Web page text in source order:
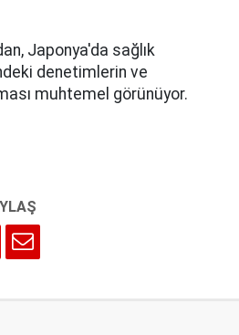
Japonya'da sağlık
denetimlerin ve
muhtemel görünüyor.